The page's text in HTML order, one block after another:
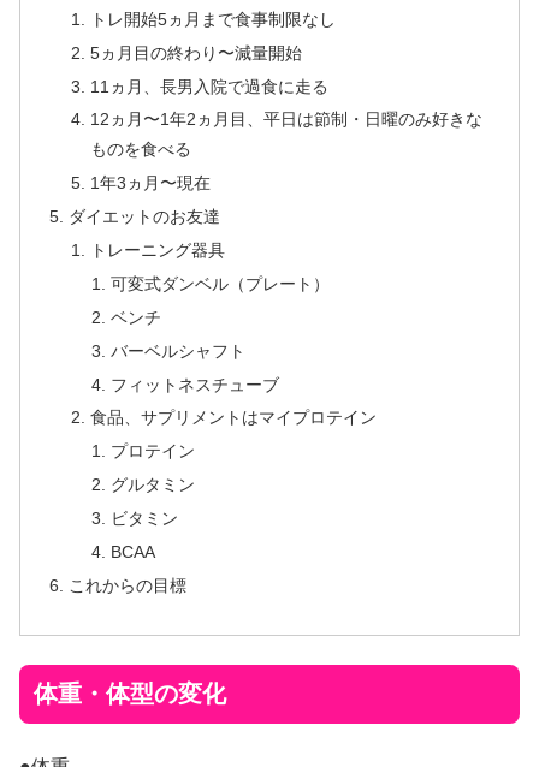
トレ開始5ヵ月まで食事制限なし
5ヵ月目の終わり〜減量開始
11ヵ月、長男入院で過食に走る
12ヵ月〜1年2ヵ月目、平日は節制・日曜のみ好きな
ものを食べる
1年3ヵ月〜現在
ダイエットのお友達
トレーニング器具
可変式ダンベル（プレート）
ベンチ
バーベルシャフト
フィットネスチューブ
食品、サプリメントはマイプロテイン
プロテイン
グルタミン
ビタミン
BCAA
これからの目標
体重・体型の変化